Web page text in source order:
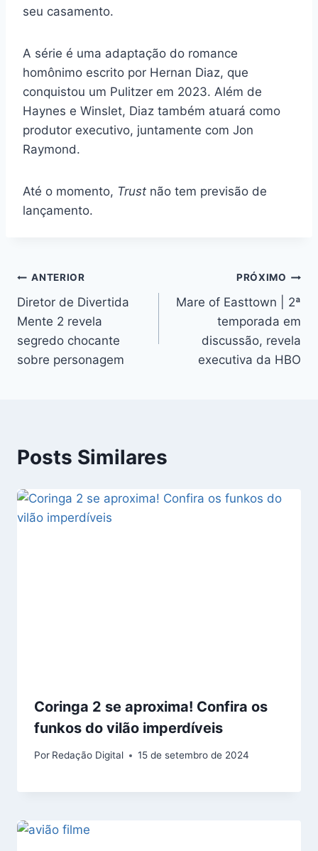
seu casamento.
A série é uma adaptação do romance
homônimo escrito por Hernan Diaz, que
conquistou um Pulitzer em 2023. Além de
Haynes e Winslet, Diaz também atuará como
produtor executivo, juntamente com Jon
Raymond.
Até o momento, Trust não tem previsão de
lançamento.
Navegação
de
Post
ANTERIOR
Diretor de Divertida
Mente 2 revela
segredo chocante
sobre personagem
PRÓXIMO
Mare of Easttown | 2ª
temporada em
discussão, revela
executiva da HBO
Posts Similares
Coringa 2 se aproxima! Confira os
funkos do vilão imperdíveis
Por Redação Digital 15 de setembro de 2024